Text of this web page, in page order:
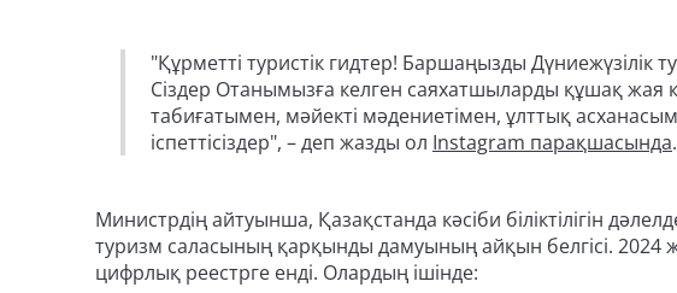
"Құрметті туристік гидтер! Баршаңызды Дүниежүзілік
Сіздер Отанымызға келген саяхатшыларды құшақ жая
табиғатымен, мәйекті мәдениетімен, ұлттық
іспеттісіздер", – деп жазды ол Instagram парақшасында.
Министрдің айтуынша, Қазақстанда кәсіби біліктілігін
туризм саласының қарқынды дамуының айқын белгісі.
цифрлық реестрге енді. Олардың ішінде: